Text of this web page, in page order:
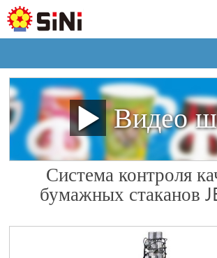
Видео
Система контроля
бумажных стаканов